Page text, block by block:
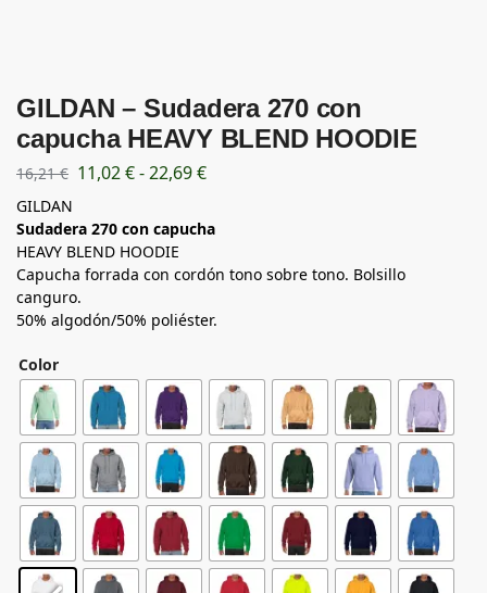
GILDAN – Sudadera 270 con
capucha HEAVY BLEND HOODIE
16,21€ 11,02€-22,69€
GILDAN
Sudadera 270 con capucha
HEAVY BLEND HOODIE
Capucha forrada con cordón tono sobre tono. Bolsillo
canguro.
50% algodón/50% poliéster.
Color